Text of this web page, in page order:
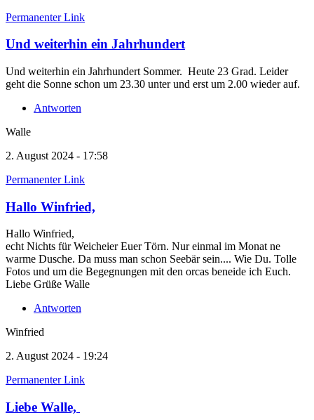
Permanenter Link
Und weiterhin ein Jahrhundert
Und weiterhin ein Jahrhundert Sommer. Heute 23 Grad. Leider
geht die Sonne schon um 23.30 unter und erst um 2.00 wieder auf.
Antworten
Walle
2. August 2024 - 17:58
Permanenter Link
Hallo Winfried,
Hallo Winfried,
echt Nichts für Weicheier Euer Törn. Nur einmal im Monat ne
warme Dusche. Da muss man schon Seebär sein.... Wie Du. Tolle
Fotos und um die Begegnungen mit den orcas beneide ich Euch.
Liebe Grüße Walle
Antworten
Winfried
2. August 2024 - 19:24
Permanenter Link
Liebe Walle,